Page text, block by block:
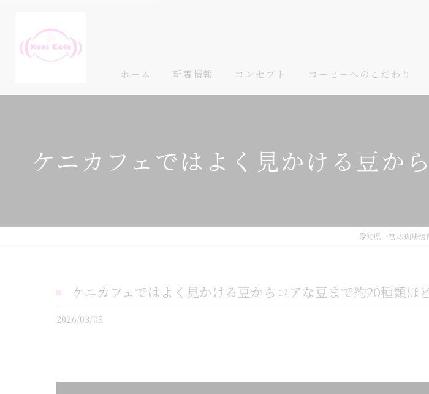
ホーム 新着情報 コンセプト コーヒーへのこだわり
ケニカフェではよく見かける豆か
愛知県一宮の珈琲
ケニカフェではよく見かける豆からコアな豆まで約20種類ほ
2026/03/08